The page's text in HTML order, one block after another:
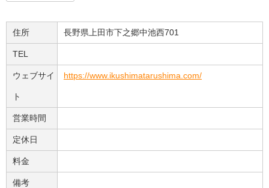
住所 長野県上田市下之郷中池西701
TEL
ウェブサイ
ト
https://www.ikushimatarushima.com/
営業時間
定休日
料金
備考